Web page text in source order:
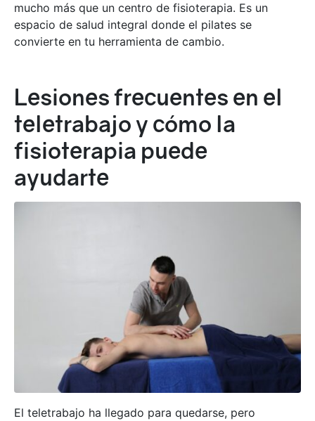
mucho más que un centro de fisioterapia. Es un
espacio de salud integral donde el pilates se
convierte en tu herramienta de cambio.
Lesiones frecuentes en el
teletrabajo y cómo la
fisioterapia puede
ayudarte
El teletrabajo ha llegado para quedarse, pero